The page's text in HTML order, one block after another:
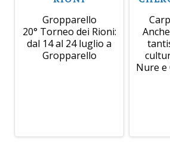
Gropparello
20° Torneo dei Rioni:
dal 14 al 24 luglio a
Gropparello
Nure e